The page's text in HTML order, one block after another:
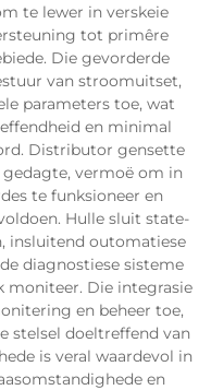
te lewer in verskeie
tot primêre
Die gevorderde
van stroomuitset,
parameters toe, wat
en minimal
Distributor gensette
vermoë om in
te funksioneer en
Hulle sluit state-
insluitend outomatiese
diagnostiese sisteme
Die integrasie
en beheer toe,
stelsel doeltreffend van
is veral waardevol in
en